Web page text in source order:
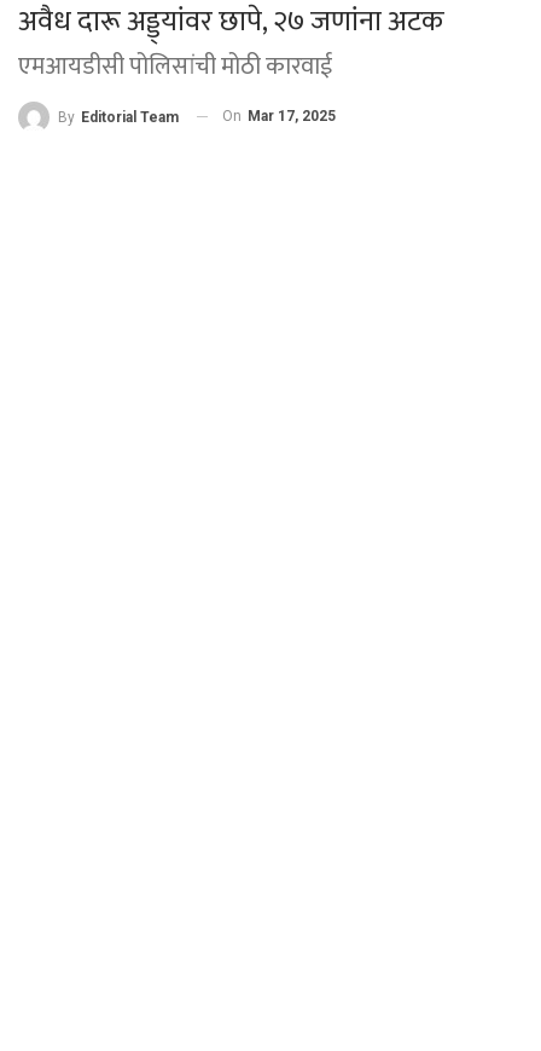
अवैध दारू अड्ड्यांवर छापे, २७ जणांना अटक
एमआयडीसी पोलिसांची मोठी कारवाई
By Editorial Team On Mar 17, 2025